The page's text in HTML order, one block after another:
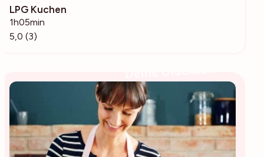
LPG Kuchen
1h05min
5,0 (3)